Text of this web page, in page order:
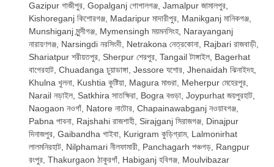
Gazipur গাজীপুর, Gopalganj গোপালগঞ্জ, Jamalpur জামালপুর,
Kishoreganj কিশোরগঞ্জ, Madaripur মাদারীপুর, Manikganj মানিকগঞ্জ,
Munshiganj মুন্সীগঞ্জ, Mymensingh ময়মনসিংহ, Narayanganj
নারায়ণগঞ্জ, Narsingdi নরসিংদী, Netrakona নেত্রকোনা, Rajbari রাজবাড়ী,
Shariatpur শরীয়তপুর, Sherpur শেরপুর, Tangail টাঙ্গাইল, Bagerhat
বাগেরহাট, Chuadanga চুয়াডাঙ্গা, Jessore যশোর, Jhenaidah ঝিনাইদহ,
Khulna খুলনা, Kushtia কুষ্টিয়া, Magura মাগুরা, Meherpur মেহেরপুর,
Narail নড়াইল, Satkhira সাতক্ষিরা, Bogra বগুড়া, Joypurhat জয়পুরহাট,
Naogaon নওগাঁ, Natore নাটোর, Chapainawabganj নওয়াবগঞ্জ,
Pabna পাবনা, Rajshahi রাজশাহী, Sirajganj সিরাজগঞ্জ, Dinajpur
দিনাজপুর, Gaibandha গাইবা, Kurigram কুড়িগ্রাম, Lalmonirhat
লালমনিরহাট, Nilphamari নীলফামারী, Panchagarh পঞ্চগড়, Rangpur
রংপুর, Thakurgaon ঠাকুরগাঁ, Habiganj হবিগঞ্জ, Moulvibazar